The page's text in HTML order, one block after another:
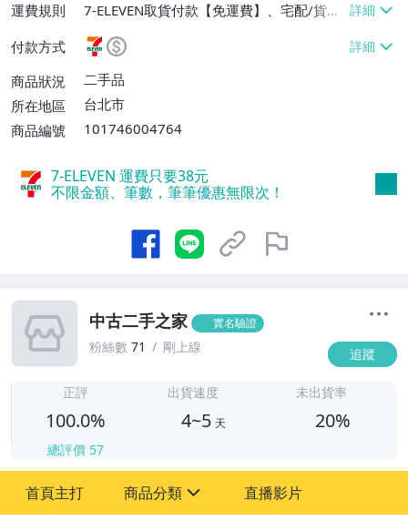
運費規則
7-ELEVEN取貨付款【免運費】、宅配/貨運
【免運費】
付款方式
商品狀況
二手品
所在地區
台北市
商品編號
101746004764
7-ELEVEN 運費只要38元
不限金額、筆數，筆筆優惠無限次！
中古二手之家 實名驗證
粉絲數 71 剛上線 追蹤
正評
100.0%
總評價 57
出貨速度
4~5 天
未出貨率
20%
首頁主打 商品分類 直播影片